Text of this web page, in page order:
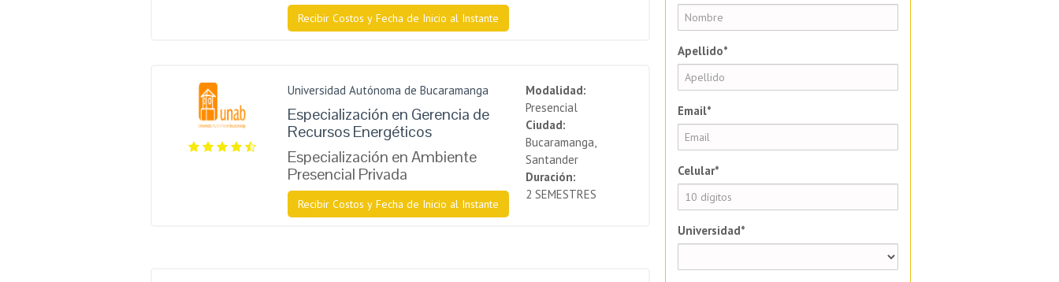
Recibir Costos y Fecha de Inicio al Instante
Universidad Autónoma de Bucaramanga
Especialización en Gerencia de
Recursos Energéticos
Especialización en Ambiente
Presencial Privada
Recibir Costos y Fecha de Inicio al Instante
Modalidad:
Presencial
Ciudad:
Bucaramanga,
Santander
Duración:
2 SEMESTRES
Apellido*
Email*
Celular*
Universidad*